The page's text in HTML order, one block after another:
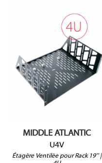
MIDDLE ATLANTIC
U4V
Étagère Ventilée pour Rack 19'' |
U4V
4U
Ventilée
HxLxP : 178 x 483 x
403mm
Prof. utile : 394mm